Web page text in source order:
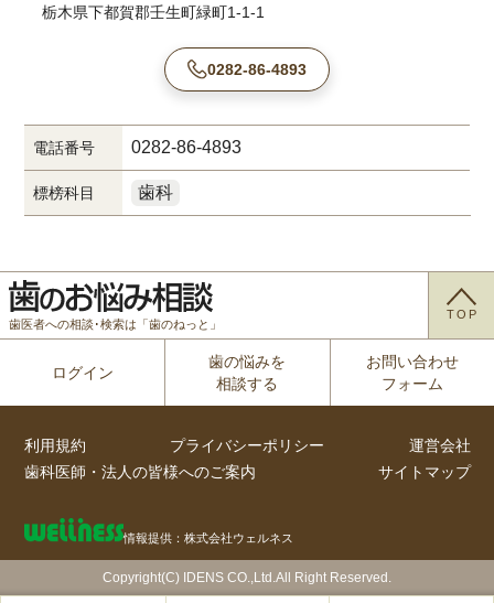
栃木県下都賀郡壬生町緑町1-1-1
0282-86-4893
電話番号 0282-86-4893
標榜科目 歯科
歯医者への相談･検索は「歯のねっと」
TOP
ログイン
歯の悩みを
相談する
お問い合わせ
フォーム
利用規約 プライバシーポリシー
運営会社
歯科医師・法人の皆様へのご案内
サイトマップ
情報提供：株式会社ウェルネス
Copyright(C) IDENS CO.,Ltd.All Right Reserved.